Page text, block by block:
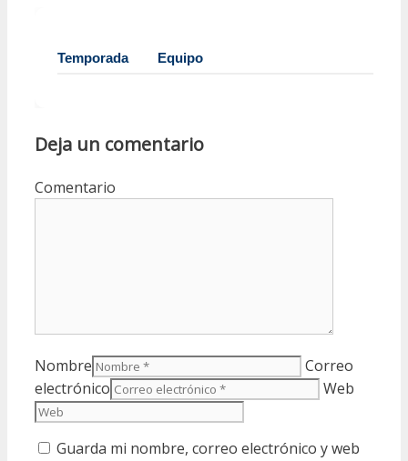
Temporada Equipo
Deja un comentario
Comentario
Nombre
Correo
electrónico
Web
Guarda mi nombre, correo electrónico y web